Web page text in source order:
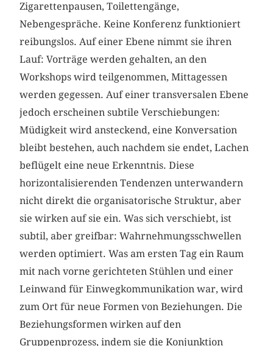
Zigarettenpausen, Toilettengänge,
Nebengespräche. Keine Konferenz funktioniert
reibungslos. Auf einer Ebene nimmt sie ihren
Lauf: Vorträge werden gehalten, an den
Workshops wird teilgenommen, Mittagessen
werden gegessen. Auf einer transversalen Ebene
jedoch erscheinen subtile Verschiebungen:
Müdigkeit wird ansteckend, eine Konversation
bleibt bestehen, auch nachdem sie endet, Lachen
beflügelt eine neue Erkenntnis. Diese
horizontalisierenden Tendenzen unterwandern
nicht direkt die organisatorische Struktur, aber
sie wirken auf sie ein. Was sich verschiebt, ist
subtil, aber greifbar: Wahrnehmungsschwellen
werden optimiert. Was am ersten Tag ein Raum
mit nach vorne gerichteten Stühlen und einer
Leinwand für Einwegkommunikation war, wird
zum Ort für neue Formen von Beziehungen. Die
Beziehungsformen wirken auf den
Gruppenprozess, indem sie die Konjunktion